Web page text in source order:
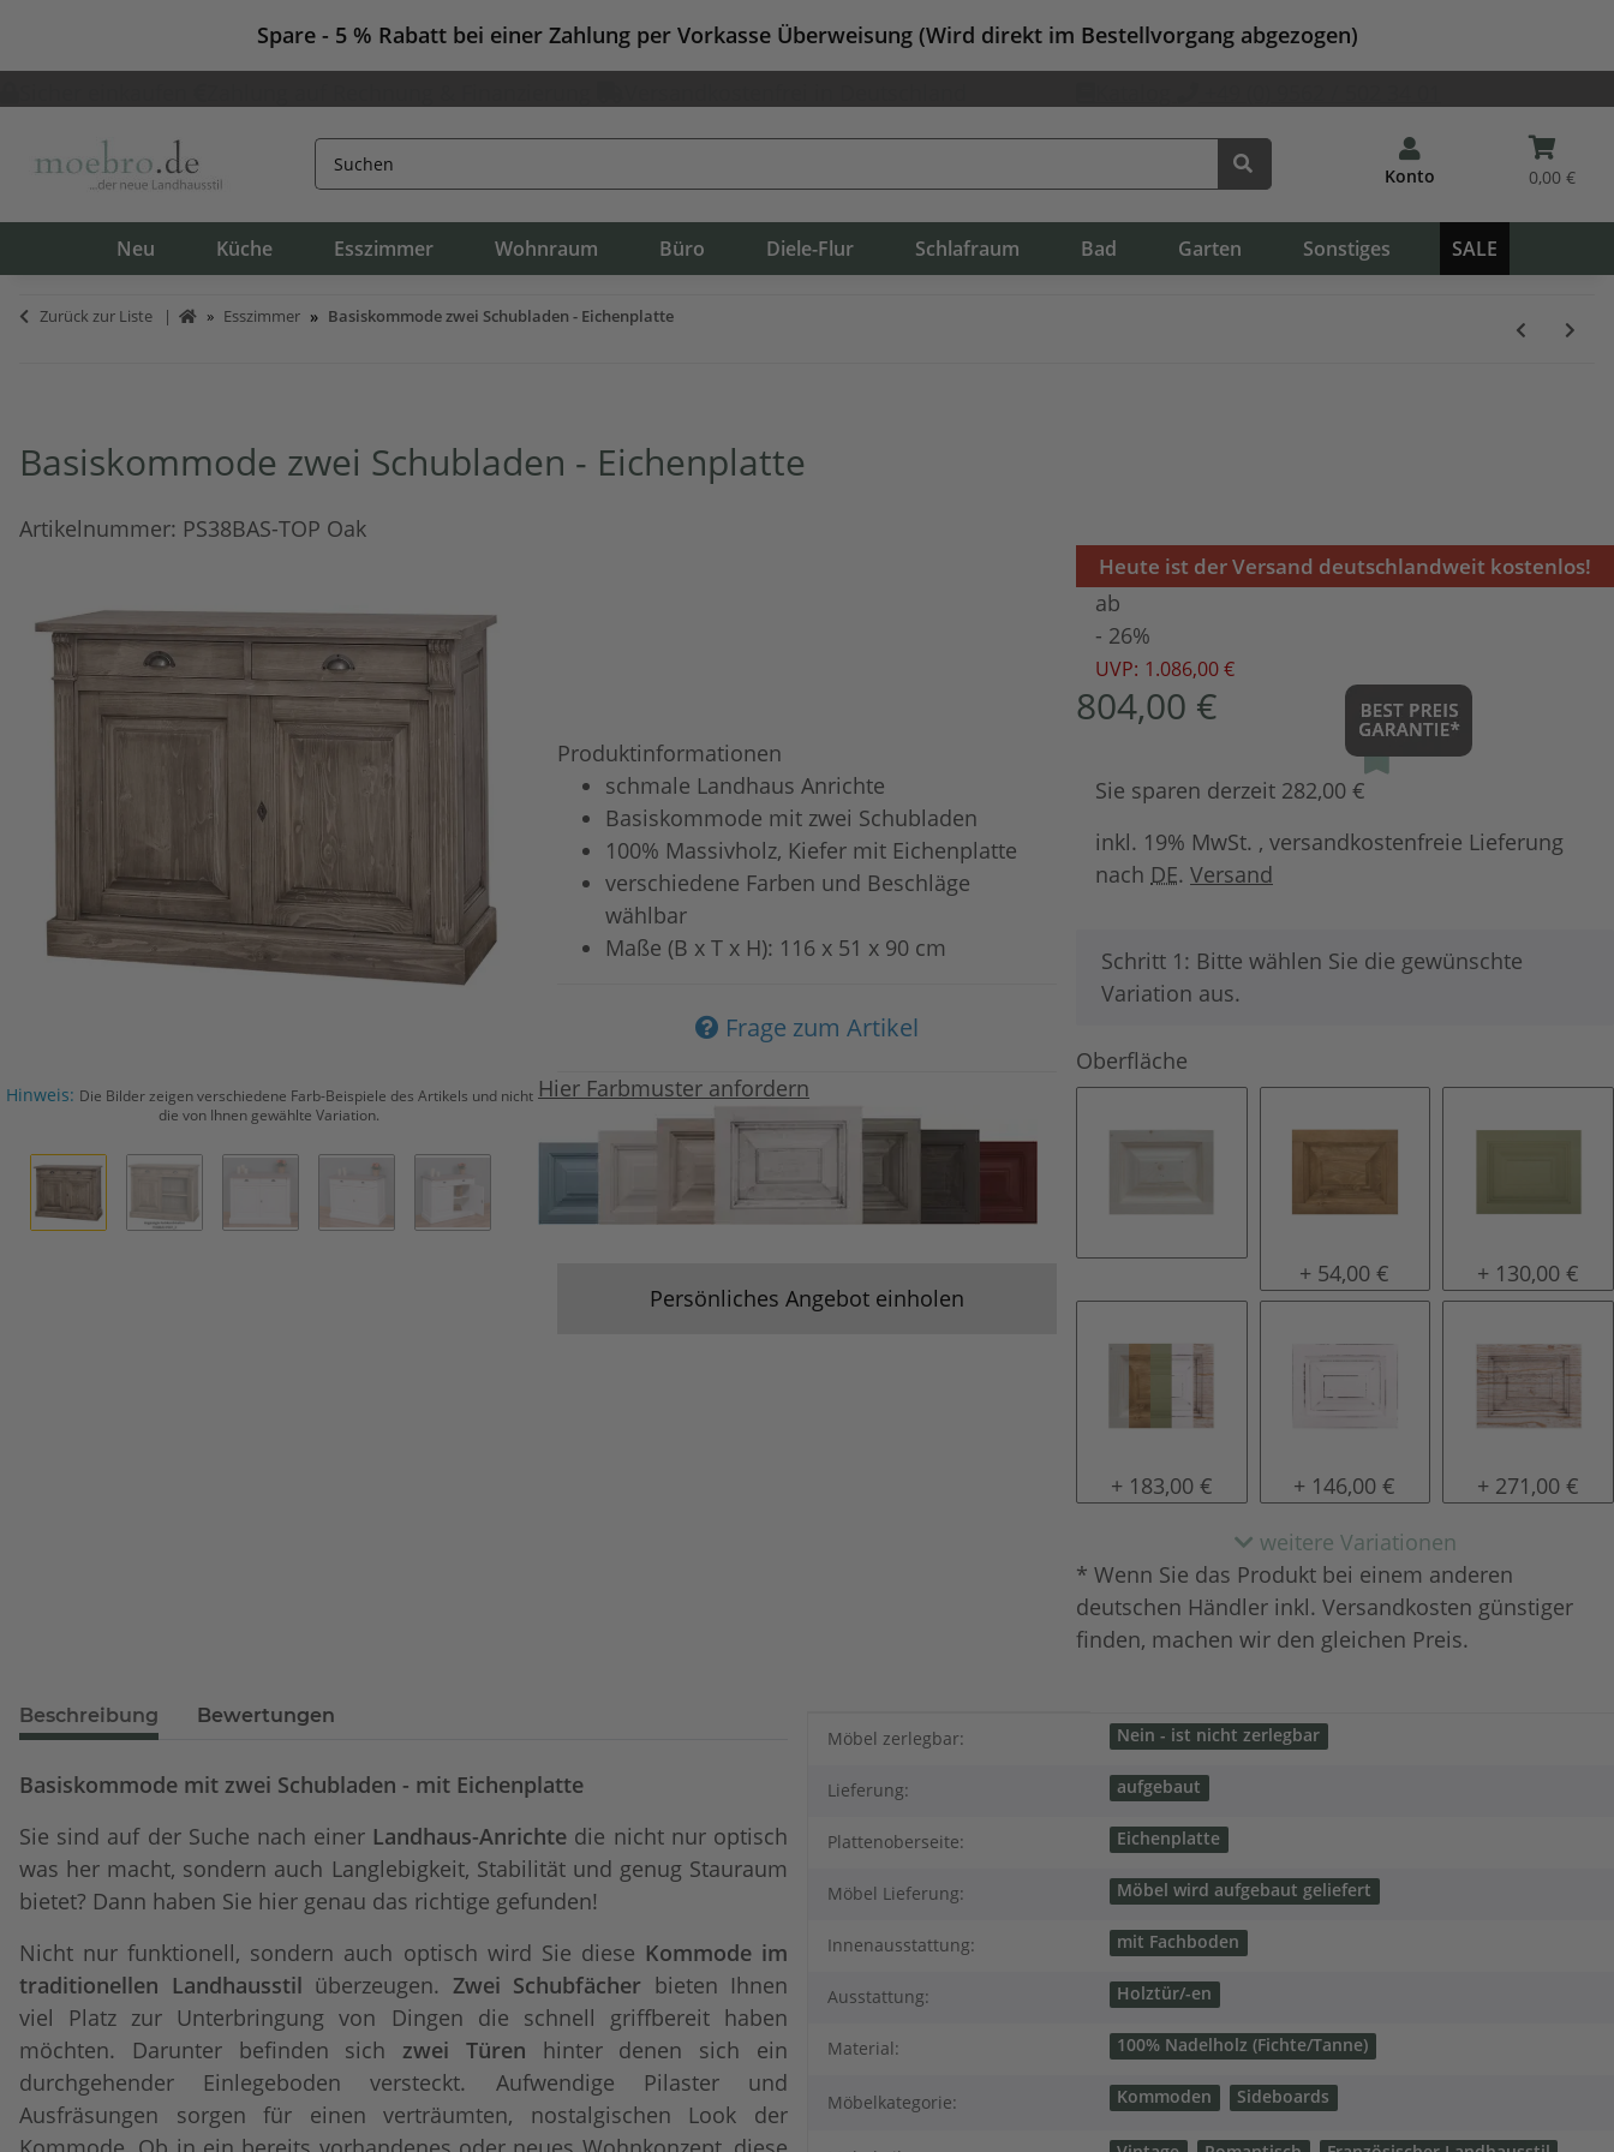
Spare - 5 % Rabatt bei einer Zahlung per Vorkasse Überweisung (Wird direkt im Bestellvorgang abgezogen)
Konto 0,00 €
Neu Küche Esszimmer Wohnraum Büro Diele-Flur Schlafraum Bad Garten Sonstiges SALE
Zurück zur Liste Esszimmer Basiskommode zwei Schubladen - Eichenplatte
Basiskommode zwei Schubladen - Eichenplatte
Artikelnummer: PS38BAS-TOP Oak
Hinweis: Die Bilder zeigen verschiedene Farb-Beispiele des Artikels und nicht
die von Ihnen gewählte Variation.
Produktinformationen
schmale Landhaus Anrichte
Basiskommode mit zwei Schubladen
100% Massivholz, Kiefer mit Eichenplatte
verschiedene Farben und Beschläge
wählbar
Maße (B x T x H): 116 x 51 x 90 cm
Frage zum Artikel
Hier Farbmuster anfordern
Persönliches Angebot einholen
Heute ist der Versand deutschlandweit kostenlos!
ab
- 26%
UVP: 1.086,00 €
804,00 €
Sie sparen derzeit 282,00 €
inkl. 19% MwSt. , versandkostenfreie Lieferung
nach DE. Versand
x
Schritt 1: Bitte wählen Sie die gewünschte
Variation aus.
Oberfläche
natur (unlackiert)gewachst
+ 54,00 € lackiert
+ 130,00 €
Konfigurator alles frei wählbar
+ 183,00 € shabby chic / antik look
+ 146,00 € tief gebürstet
+ 271,00 €
weitere Variationen
* Wenn Sie das Produkt bei einem anderen
deutschen Händler inkl. Versandkosten günstiger
finden, machen wir den gleichen Preis.
Beschreibung Bewertungen
Basiskommode mit zwei Schubladen - mit Eichenplatte
Sie sind auf der Suche nach einer Landhaus-Anrichte die nicht nur optisch
was her macht, sondern auch Langlebigkeit, Stabilität und genug Stauraum
bietet? Dann haben Sie hier genau das richtige gefunden!
Nicht nur funktionell, sondern auch optisch wird Sie diese Kommode im
traditionellen Landhausstil überzeugen. Zwei Schubfächer bieten Ihnen
viel Platz zur Unterbringung von Dingen die schnell griffbereit haben
möchten. Darunter befinden sichzwei Türen hinter denen sich ein
durchgehender Einlegeboden versteckt. Aufwendige Pilaster und
Ausfräsungen sorgen für einen verträumten, nostalgischen Look der
Produkteigenschaft
Wert
Möbel zerlegbar: Nein - ist nicht zerlegbar
Lieferung: aufgebaut
Plattenoberseite: Eichenplatte
Möbel Lieferung: Möbel wird aufgebaut geliefert
Innenausstattung: mit Fachboden
Ausstattung: Holztür/-en
Material: 100% Nadelholz (Fichte/Tanne)
Möbelkategorie: Kommoden Sideboards